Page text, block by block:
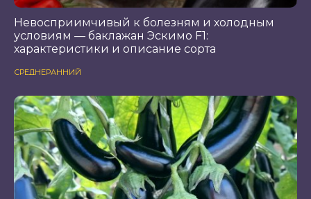
Невосприимчивый к болезням и холодным
условиям — баклажан Эскимо F1:
характеристики и описание сорта
СРЕДНЕРАННИЙ